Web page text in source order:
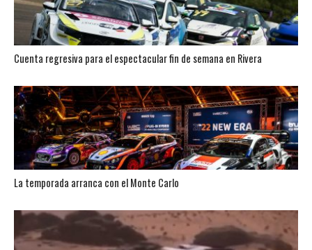
Cuenta regresiva para el espectacular fin de semana en Rivera
La temporada arranca con el Monte Carlo